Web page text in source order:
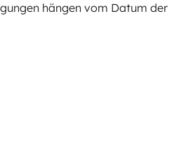
hängen vom Datum der